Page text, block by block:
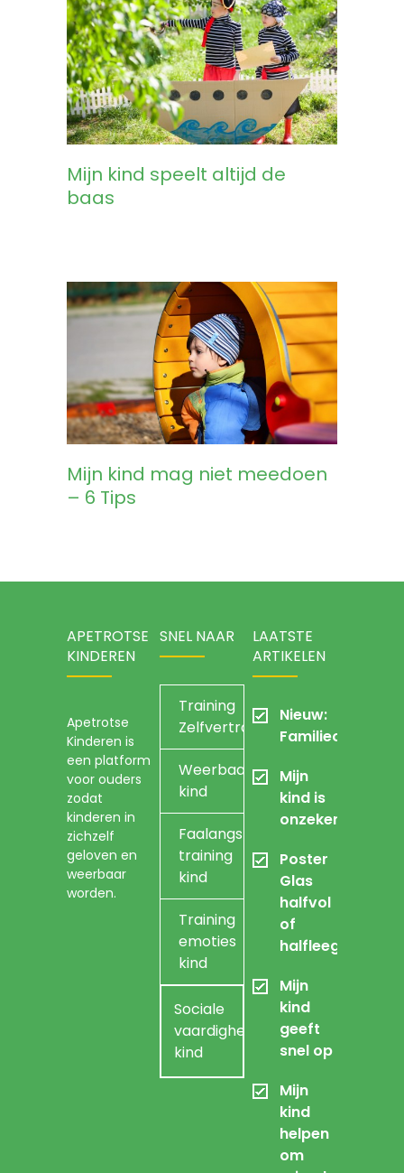
Mijn kind speelt altijd de
baas
Mijn kind mag niet meedoen
– 6 Tips
APETROTSE
KINDEREN
Apetrotse
Kinderen is
een platform
voor ouders
zodat
kinderen in
zichzelf
geloven en
weerbaar
worden.
SNEL NAAR
Training
Zelfvertrouwen
Weerbaarheidstraining
kind
Faalangst
training
kind
Training
emoties
kind
Sociale
vaardigheidstraining
kind
LAATSTE
ARTIKELEN
Nieuw:
Mijn
kind is
onzeker
Poster
Glas
halfvol
of
halfleeg
Mijn
kind
geeft
snel op
Mijn
kind
helpen
om